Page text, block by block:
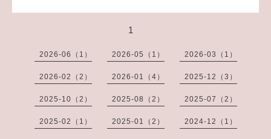
1
2026-06（1） 2026-05（1） 2026-03（1）
2026-02（2） 2026-01（4） 2025-12（3）
2025-10（2） 2025-08（2） 2025-07（2）
2025-02（1） 2025-01（2） 2024-12（1）